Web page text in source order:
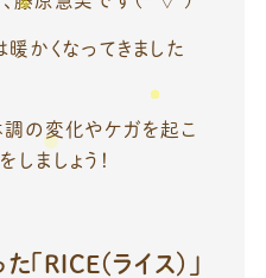
かくなってきました
調の変化やケガを起こ
ましょう！
「RICE（ライス）」